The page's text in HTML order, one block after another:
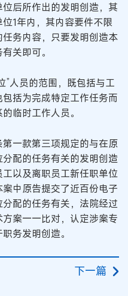
后所作出的发明创造，其
1年内，其内容要件不限
务内容，只要发明创造本
关即可。
”人员的范围，既包括与工
括为完成特定工作任务而
临时工作人员。
一款第三项规定的与在原
配的任务有关的发明创造
以及离职员工新任职单位
中原告提交了近百份电子
配的任务有关，法院经过
案一一比对，认定涉案专
务发明创造。
下一篇